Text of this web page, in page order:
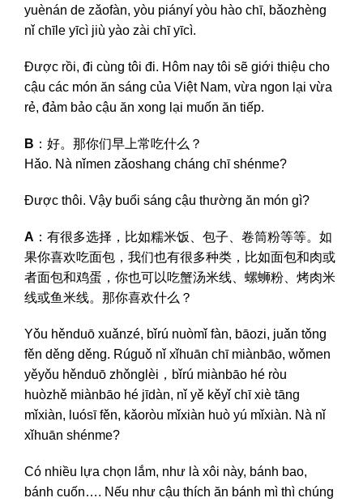
yuènán de zǎofàn, yòu piányí yòu hào chī, bǎozhèng
nǐ chīle yīcì jiù yào zài chī yīcì.
Được rồi, đi cùng tôi đi. Hôm nay tôi sẽ giới thiệu cho
cậu các món ăn sáng của Việt Nam, vừa ngon lại vừa
rẻ, đảm bảo cậu ăn xong lại muốn ăn tiếp.
B ：好。那你们早上常吃什么？
Hǎo. Nà nǐmen zǎoshang cháng chī shénme?
Được thôi. Vậy buổi sáng cậu thường ăn món gì?
A ：有很多选择，比如糯米饭、包子、卷筒粉等等。如
果你喜欢吃面包，我们也有很多种类，比如面包和肉或
者面包和鸡蛋，你也可以吃蟹汤米线、螺蛳粉、烤肉米
线或鱼米线。那你喜欢什么？
Yǒu hěnduō xuǎnzé, bǐrú nuòmǐ fàn, bāozi, juǎn tǒng
fěn děng děng. Rúguǒ nǐ xǐhuān chī miànbāo, wǒmen
yěyǒu hěnduō zhǒnglèi，bǐrú miànbāo hé ròu
huòzhě miànbāo hé jīdàn, nǐ yě kěyǐ chī xiè tāng
mǐxiàn, luósī fěn, kǎoròu mǐxiàn huò yú mǐxiàn. Nà nǐ
xǐhuān shénme?
Có nhiều lựa chọn lắm, như là xôi này, bánh bao,
bánh cuốn…. Nếu như cậu thích ăn bánh mì thì chúng